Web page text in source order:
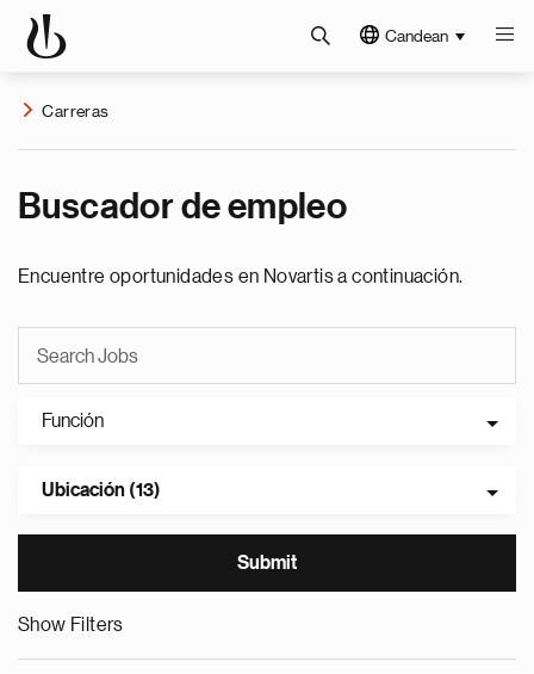
Candean
Carreras
Buscador de empleo
Encuentre oportunidades en Novartis a continuación.
Función
Ubicación (13)
Show Filters